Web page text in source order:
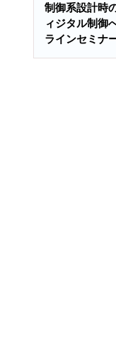
制御系設計時
ィジタル制
ラインセミナ